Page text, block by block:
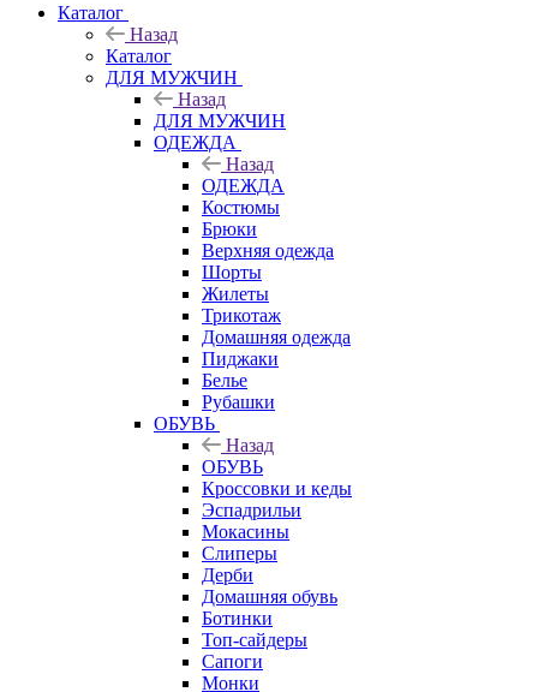
Каталог
Назад
Каталог
ДЛЯ МУЖЧИН
Назад
ДЛЯ МУЖЧИН
ОДЕЖДА
Назад
ОДЕЖДА
Костюмы
Брюки
Верхняя одежда
Шорты
Жилеты
Трикотаж
Домашняя одежда
Пиджаки
Белье
Рубашки
ОБУВЬ
Назад
ОБУВЬ
Кроссовки и кеды
Эспадрильи
Мокасины
Слиперы
Дерби
Домашняя обувь
Ботинки
Топ-сайдеры
Сапоги
Монки